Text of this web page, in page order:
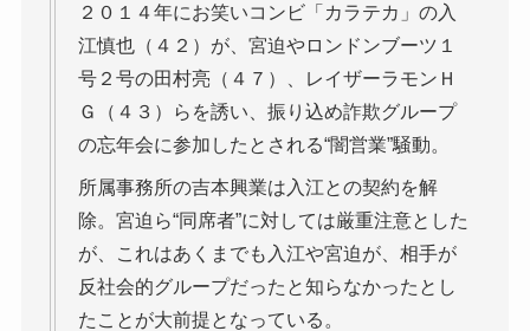
２０１４年にお笑いコンビ「カラテカ」の入
江慎也（４２）が、宮迫やロンドンブーツ１
号２号の田村亮（４７）、レイザーラモンＨ
Ｇ（４３）らを誘い、振り込め詐欺グループ
の忘年会に参加したとされる“闇営業”騒動。
所属事務所の吉本興業は入江との契約を解
除。宮迫ら“同席者”に対しては厳重注意とした
が、これはあくまでも入江や宮迫が、相手が
反社会的グループだったと知らなかったとし
たことが大前提となっている。